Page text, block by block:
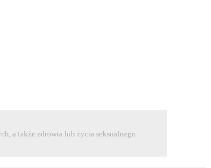
a także zdrowia lub życia seksualnego